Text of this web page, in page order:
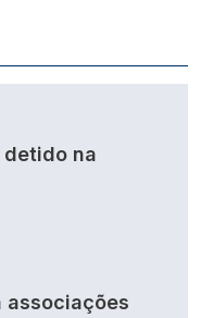
detido na
associações